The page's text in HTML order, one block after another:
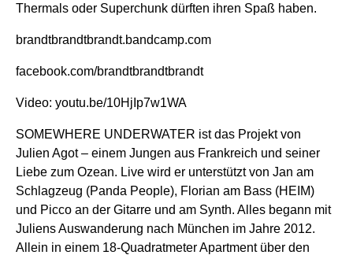
Thermals oder Superchunk dürften ihren Spaß haben.
brandtbrandtbrandt.bandcamp.com
facebook.com/brandtbrandtbrandt
Video: youtu.be/10HjIp7w1WA
SOMEWHERE UNDERWATER ist das Projekt von
Julien Agot – einem Jungen aus Frankreich und seiner
Liebe zum Ozean. Live wird er unterstützt von Jan am
Schlagzeug (Panda People), Florian am Bass (HEIM)
und Picco an der Gitarre und am Synth. Alles begann mit
Juliens Auswanderung nach München im Jahre 2012.
Allein in einem 18-Quadratmeter Apartment über den